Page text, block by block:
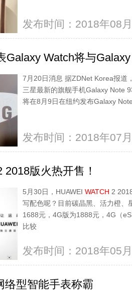
发布时间：2018年08
Galaxy Watch将与
7月20日消息 据ZDNet Korea报道
三星最新的旗舰手机Galaxy Note
将在8月9日在纽约发布Galaxy
发布时间：2018年07
2018版火热开售！
5月30日，HUAWEI WATCH 2
写配色呢？目前碳晶黑、活力橙、
1688元，4G版为1888元，4G（
比较
发布时间：2018年05
络型智能手表称霸